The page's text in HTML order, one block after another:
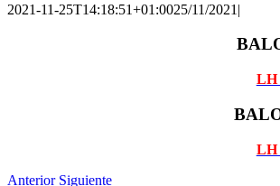
2021-11-25T14:18:51+01:0025/11/2021 |
LH
LH
Anterior Siguiente